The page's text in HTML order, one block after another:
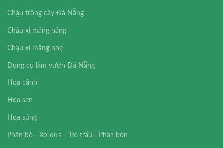
Chậu trồng cây Đà Nẵng
Chậu xi măng nặng
Chậu xi măng nhẹ
Dụng cụ làm vườn Đà Nẵng
Hoa cảnh
Hoa sen
Hoa súng
Phân bò - Xơ dừa - Tro trấu - Phân bón